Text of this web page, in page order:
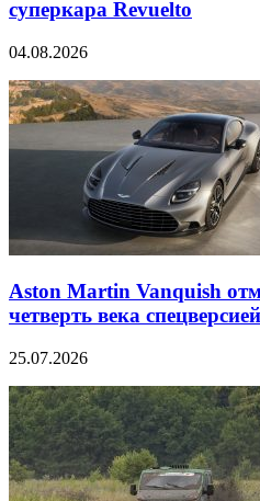
суперкара Revuelto
04.08.2026
Aston Martin Vanquish
четверть века спецверсией
25.07.2026